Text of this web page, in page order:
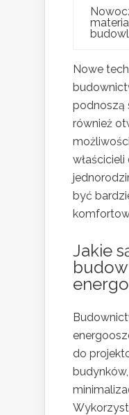
Nowe
podnoszą
również
być
Jakie
do